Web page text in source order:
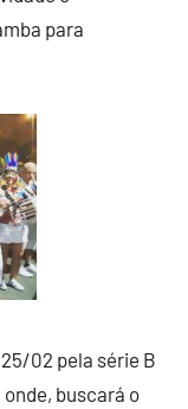
para
02 pela série B
buscará o